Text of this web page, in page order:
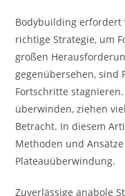
Bodybuilding erfordert
richtige Strategie, um
großen
gegenübersehen, sind
Fortschritte
überwinden, ziehen
Betracht. In diesem
Methoden und
Plateauüberwindung.
Zuverlässige anabole